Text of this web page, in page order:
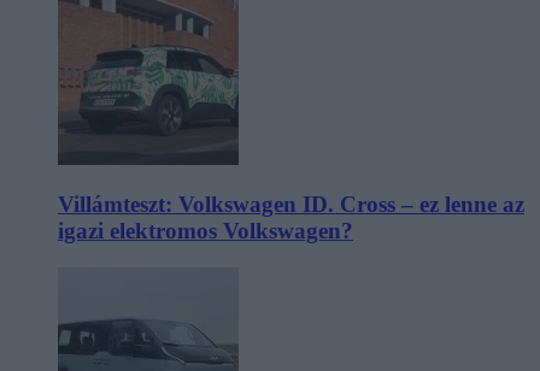
Villámteszt: Volkswagen ID. Cross – ez lenne az
igazi elektromos Volkswagen?